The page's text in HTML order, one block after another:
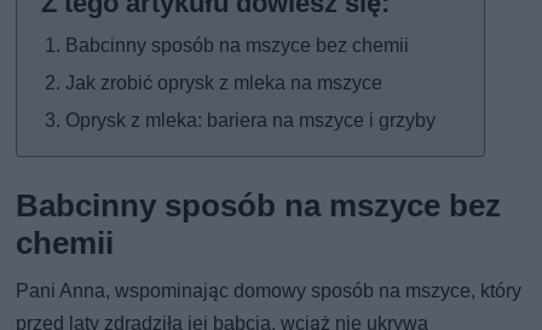
Babcinny sposób na mszyce bez chemii
Jak zrobić oprysk z mleka na mszyce
Oprysk z mleka: bariera na mszyce i grzyby
Babcinny sposób na mszyce bez
chemii
Pani Anna, wspominając domowy sposób na mszyce, który
przed laty zdradziła jej babcia, wciąż nie ukrywa